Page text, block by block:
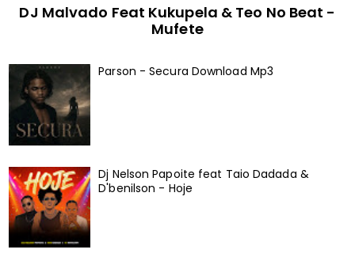
DJ Malvado Feat Kukupela & Teo No Beat -
Mufete
Parson - Secura Download Mp3
Dj Nelson Papoite feat Taio Dadada &
D'benilson - Hoje